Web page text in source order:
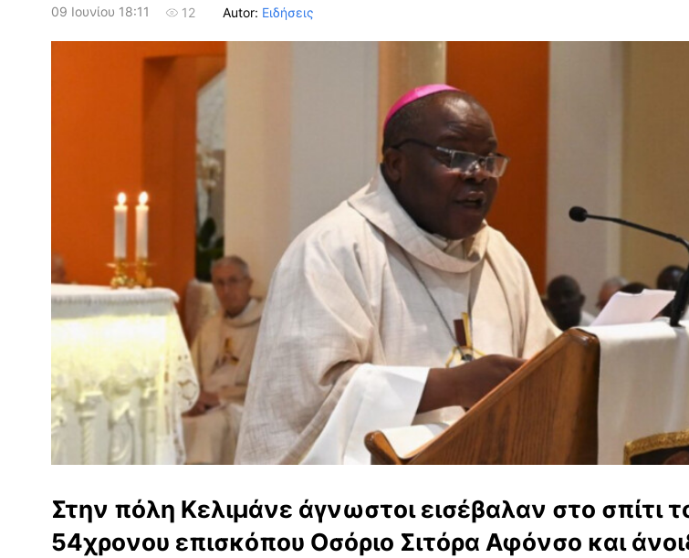
09 Ιουνίου 18:11 12 Autor: Ειδήσεις
Στην πόλη Κελιμάνε άγνωστοι εισέβαλαν στο σπίτι
54χρονου επισκόπου Οσόριο Σιτόρα Αφόνσο και